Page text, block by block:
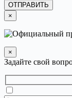
ОТПРАВИТЬ
×
×
Задайте свой